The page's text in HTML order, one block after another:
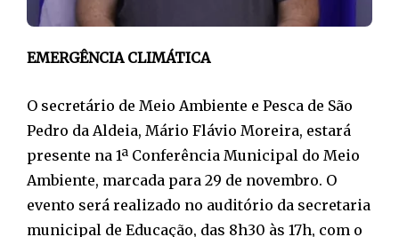
EMERGÊNCIA CLIMÁTICA
O secretário de Meio Ambiente e Pesca de São
Pedro da Aldeia, Mário Flávio Moreira, estará
presente na 1ª Conferência Municipal do Meio
Ambiente, marcada para 29 de novembro. O
evento será realizado no auditório da secretaria
municipal de Educação, das 8h30 às 17h, com o